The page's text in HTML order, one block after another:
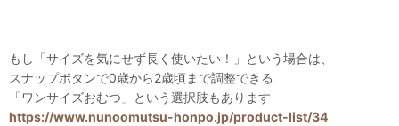
もし「サイズを気にせず長く使いたい！」という場合は、
スナップボタンで0歳から2歳頃まで調整できる
「ワンサイズおむつ」という選択肢もあります
https://www.nunoomutsu-honpo.jp/product-list/34